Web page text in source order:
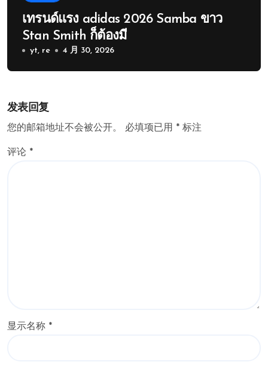
เทรนด์แรง adidas 2026 Samba ขาว
Stan Smith ก็ต้องมี
yt, re 4 月 30, 2026
发表回复
您的邮箱地址不会被公开。 必填项已用 * 标注
评论 *
显示名称 *